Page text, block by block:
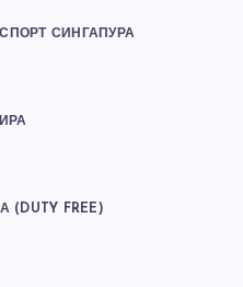
СИНГАПУРА
FREE)